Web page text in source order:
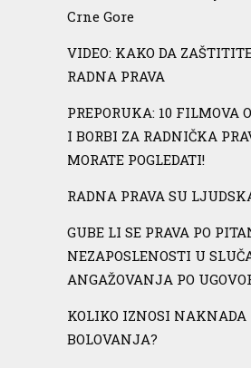
Crne Gore
VIDEO: KAKO DA
RADNA PRAVA
PREPORUKA: 10 FILMOVA
I BORBI ZA RADNIČKA
MORATE POGLEDATI!
RADNA PRAVA SU
GUBE LI SE PRAVA PO
NEZAPOSLENOSTI U
ANGAŽOVANJA PO
KOLIKO IZNOSI
BOLOVANJA?